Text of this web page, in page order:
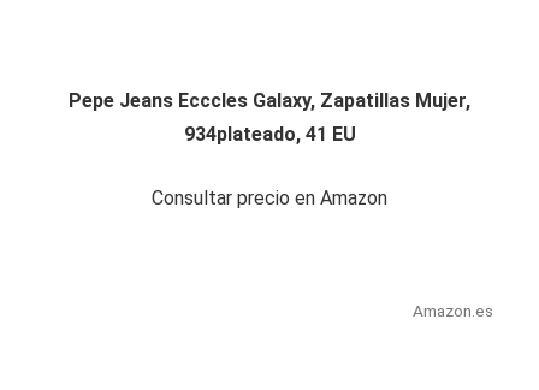
Pepe Jeans Ecccles Galaxy, Zapatillas Mujer,
934plateado, 41 EU
Consultar precio en Amazon
Amazon.es